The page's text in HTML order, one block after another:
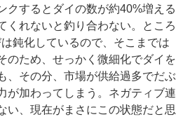
するとダイの数が約40%増える
くれないと釣り合わない。ところ
鈍化しているので、そこまでは
のため、せっかく微細化でダイを
、その分、市場が供給過多でだぶ
が加わってしまう。ネガティブ連
い、現在がまさにこの状態だと思